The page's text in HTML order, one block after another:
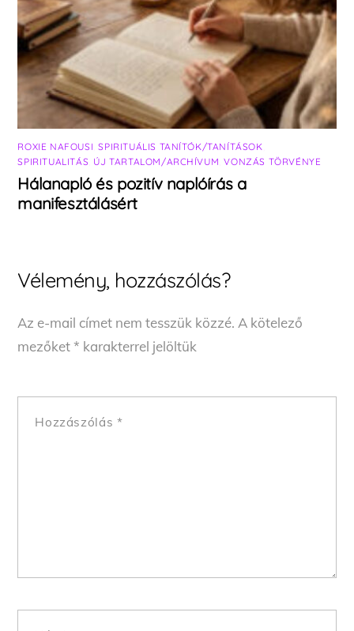
ROXIE NAFOUSI ,SPIRITUÁLIS TANÍTÓK/TANÍTÁSOK
SPIRITUALITÁS ÚJ TARTALOM/ARCHÍVUM ,VONZÁS TÖRVÉNYE
Hálanapló és pozitív naplóírás a
manifesztálásért
Vélemény, hozzászólás?
Az e-mail címet nem tesszük közzé. A kötelező
mezőket* karakterrel jelöltük
Hozzászólás *